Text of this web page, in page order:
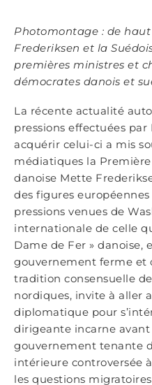
Photomontage : de
Frederiksen et la
premières ministres et
démocrates danois et
La récente actualité
pressions effectuées
acquérir celui-ci a mis
médiatiques la
danoise Mette
des figures
pressions venues de
internationale de celle
Dame de Fer » danoise,
gouvernement ferme et
tradition consensuelle
nordiques, invite à aller
diplomatique pour
dirigeante incarne
gouvernement tenante
intérieure controversée
les questions